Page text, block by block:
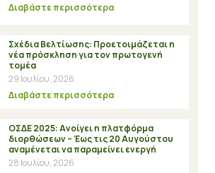
Διαβάστε περισσότερα
Σχέδια Βελτίωσης: Προετοιμάζεται η
νέα πρόσκληση για τον πρωτογενή
τομέα
29 Ιουλίου, 2026
Διαβάστε περισσότερα
ΟΣΔΕ 2025: Ανοίγει η πλατφόρμα
διορθώσεων – Έως τις 20 Αυγούστου
αναμένεται να παραμείνει ενεργή
28 Ιουλίου, 2026